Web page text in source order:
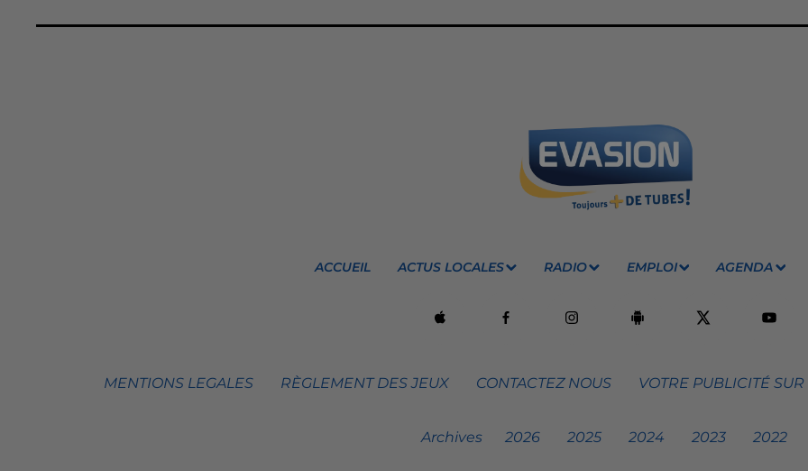
ACCUEIL ACTUS LOCALES RADIO EMPLOI AGENDA
MENTIONS LEGALES RÈGLEMENT DES JEUX CONTACTEZ NOUS VOTRE PUBLICITÉ
Archives 2026 2025 2024 2023 2022